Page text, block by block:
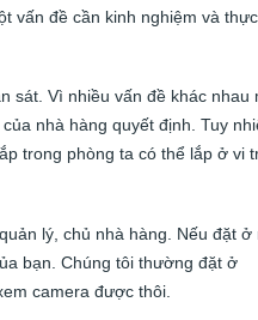
vấn đề cần kinh nghiệm và thực
sát. Vì nhiều vấn đề khác nhau
nhà hàng quyết định. Tuy
trong phòng ta có thể lắp ở vi
lý, chủ nhà hàng. Nếu đặt ở
bạn. Chúng tôi thường đặt ở
camera được thôi.